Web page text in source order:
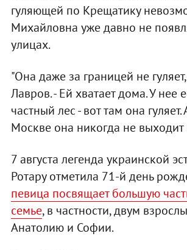
гуляющей по Крещатику
Михайловна уже давно не
улицах.
"Она даже за границей не
Лавров. - Ей хватает дома. У нее
частный лес - вот там она
Москве она никогда не выходит
7 августа легенда украинской
Ротару отметила 71-й день
певица посвящает большую
семье, в частности, двум
Анатолию и Софии.